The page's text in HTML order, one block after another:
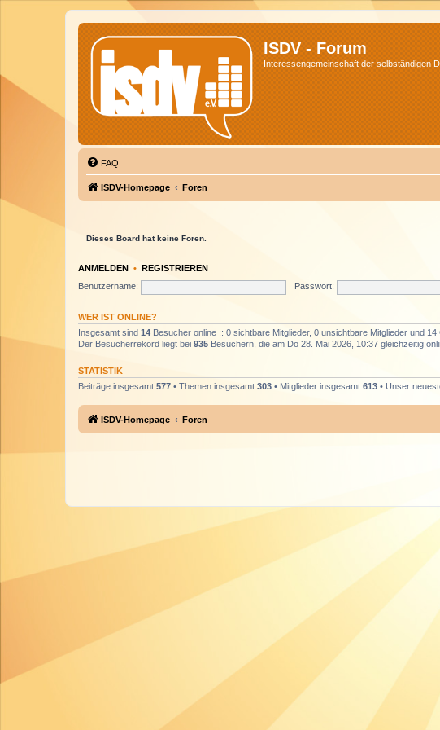
ISDV - Forum
Interessengemeinschaft der selbständigen
FAQ
ISDV-Homepage Foren
Dieses Board hat keine Foren.
ANMELDEN • REGISTRIEREN
Benutzername:
Passwort:
WER IST ONLINE?
Insgesamt sind 14 Besucher online :: 0 sichtbare Mitglieder, 0 unsichtbare Mitglieder und
Der Besucherrekord liegt bei 935 Besuchern, die am Do 28. Mai 2026, 10:37 gleichzeitig
STATISTIK
Beiträge insgesamt 577 • Themen insgesamt 303 • Mitglieder insgesamt 613 • Unser
ISDV-Homepage Foren